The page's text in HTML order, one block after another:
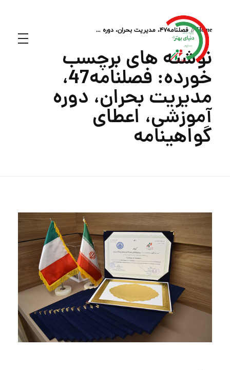
Home فصلنامه47، مدیریت بحران، دوره ...
نوشته های برچسب
خورده: فصلنامه47،
مدیریت بحران، دوره
آموزشی، اعطای
گواهینامه